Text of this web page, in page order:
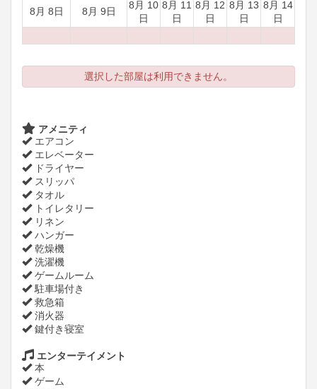
8月 8日 8月 9日
8月 10
日
8月 11
日
8月 12
日
8月 13
日
8月 14
日
選択した部屋は利用できません。
アメニティ
エアコン
エレベーター
ドライヤー
スリッパ
タオル
トイレタリー
リネン
ハンガー
乾燥機
洗濯機
ゲームルーム
駐車場付き
救急箱
消火器
鍵付き寝室
エンターテイメント
本
ゲーム